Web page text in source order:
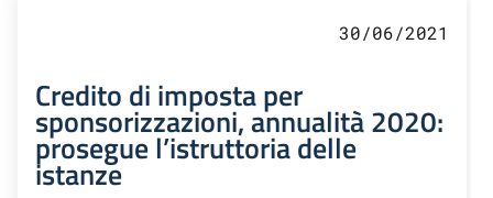
30/06/2021
Credito di imposta per
sponsorizzazioni, annualità 2020:
prosegue l’istruttoria delle
istanze